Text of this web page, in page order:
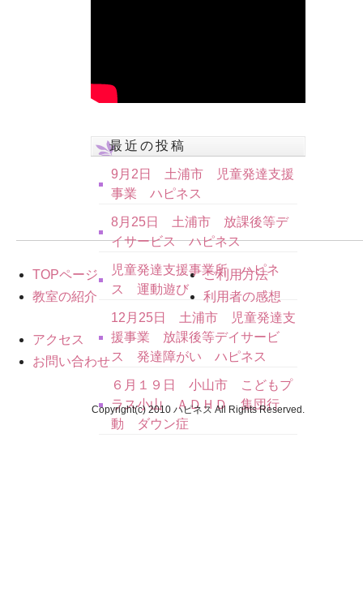
最近の投稿
9月2日 土浦市 児童発達支援
事業 ハピネス
8月25日 土浦市 放課後等デ
イサービス ハピネス
児童発達支援事業所 ハピネ
ス 運動遊び
12月25日 土浦市 児童発達支
援事業 放課後等デイサービ
ス 発達障がい ハピネス
６月１９日 小山市 こどもプ
ラス小山 ＡＤＨＤ 集団行
動 ダウン症
TOPページ
教室の紹介
ご利用方法
利用者の感想
アクセス
お問い合わせ
Copyright(c) 2010 ハピネス All Rights Reserved.